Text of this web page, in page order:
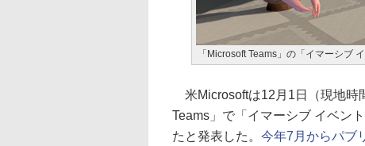
「Microsoft Teams」の「イマーシブ
米Microsoftは12月1日（現地時
Teams」で「イマーシブ イベン
たと発表した。 今年7月からパブ